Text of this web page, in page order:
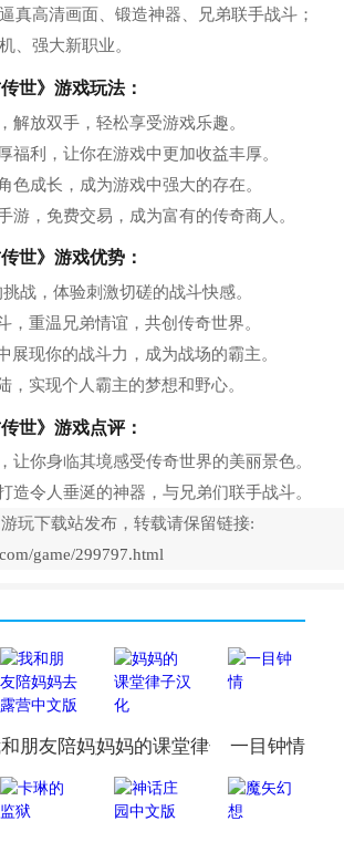
真高清画面、锻造神器、兄弟联手战斗；
、强大新职业。
世》游戏玩法：
解放双手，轻松享受游戏乐趣。
福利，让你在游戏中更加收益丰厚。
色成长，成为游戏中强大的存在。
游，免费交易，成为富有的传奇商人。
世》游戏优势：
战，体验刺激切磋的战斗快感。
，重温兄弟情谊，共创传奇世界。
展现你的战斗力，成为战场的霸主。
，实现个人霸主的梦想和野心。
世》游戏点评：
让你身临其境感受传奇世界的美丽景色。
造令人垂涎的神器，与兄弟们联手战斗。
玩下载站发布，转载请保留链接:
game/299797.html
3D模拟器
朋友陪妈妈去露营中文版
妈妈的课堂律子汉化一目钟情